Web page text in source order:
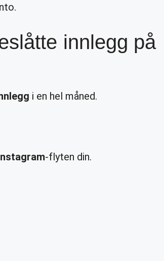
innlegg på
i en hel måned.
-flyten din.